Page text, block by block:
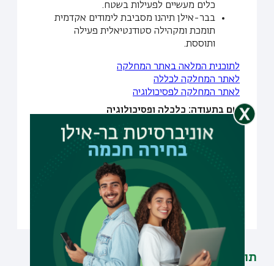
כלים מעשיים לפעילות בשטח.
בבר-אילן תיהנו מסביבת לימודים אקדמית
תומכת ומקהילה סטודנטיאלית פעילה
ותוססת.
לתוכנית המלאה באתר המחלקה
לאתר המחלקה לכללה
לאתר המחלקה לפסיכולוגיה
שם בתעודה: כלכלה ופסיכולוגיה
הרשמה ללימודים
חזרה לקטלוג
תוכניות דומות